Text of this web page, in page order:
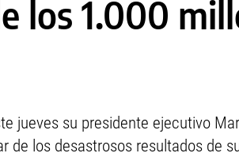
los 1.000
jueves su presidente ejecutivo
de los desastrosos resultados de